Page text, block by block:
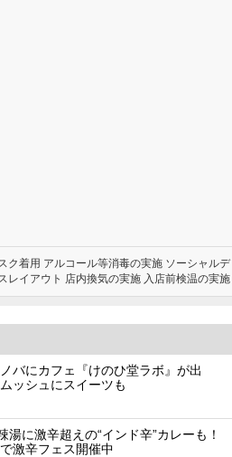
ク着用 アルコール等消毒の実施 ソーシャルデ
レイアウト 店内換気の実施 入店前検温の実施
バにカフェ『けのひ堂ラボ』が出
ッシュにスイーツも
湯に激辛超えの“インド辛”カレーも！
激辛フェス開催中